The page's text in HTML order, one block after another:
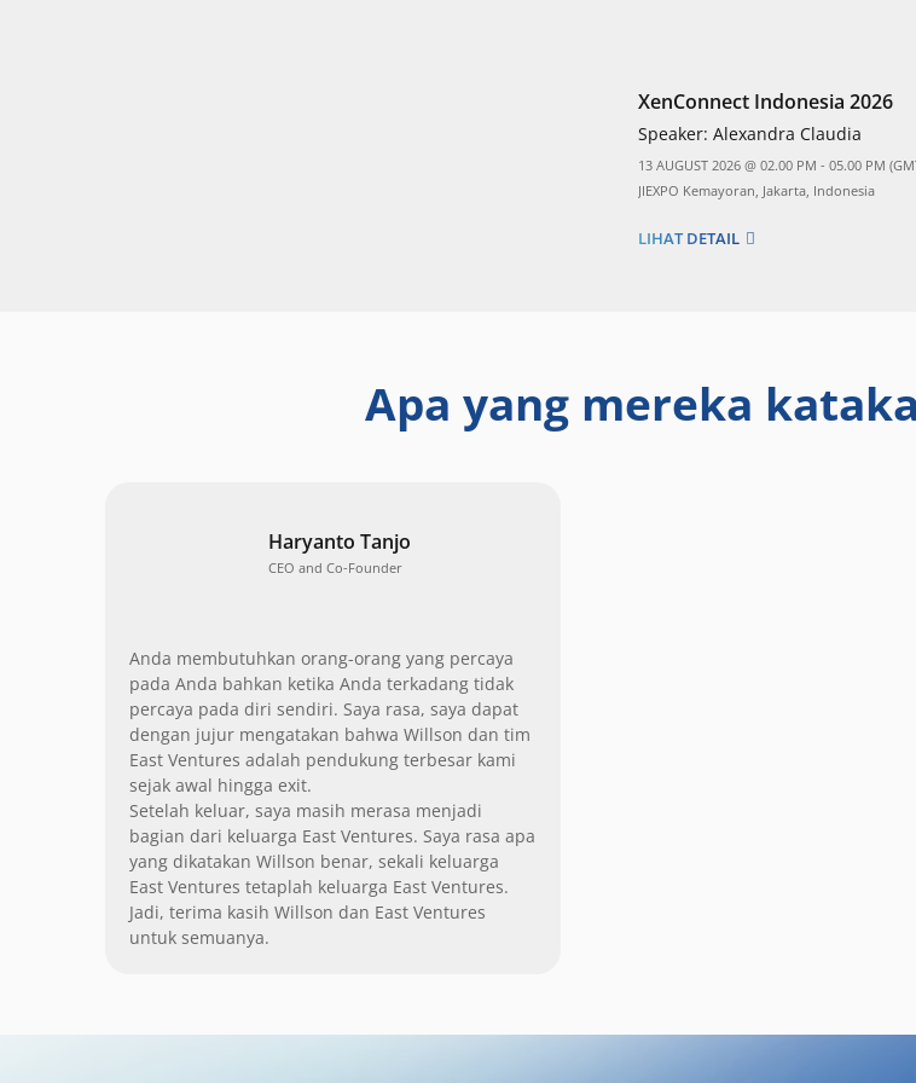
XenConnect Indonesia 2026
Speaker:Alexandra Claudia
13 AUGUST 2026 @ 02.00 PM - 05.00 PM
JIEXPO Kemayoran, Jakarta, Indonesia
LIHAT DETAIL
Apa yang mereka
Haryanto Tanjo
CEO and Co-Founder
Anda membutuhkan orang-orang yang percaya
pada Anda bahkan ketika Anda terkadang tidak
percaya pada diri sendiri. Saya rasa, saya dapat
dengan jujur mengatakan bahwa Willson dan tim
East Ventures adalah pendukung terbesar kami
sejak awal hingga exit.
Setelah keluar, saya masih merasa menjadi
bagian dari keluarga East Ventures. Saya rasa apa
yang dikatakan Willson benar, sekali keluarga
East Ventures tetaplah keluarga East Ventures.
Jadi, terima kasih Willson dan East Ventures
untuk semuanya.